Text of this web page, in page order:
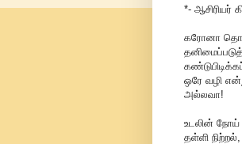
*- ஆசிரியர்
கரோனா
ஒரே வழி
அல்லவா!
உடலின் நோய்
தள்ளி